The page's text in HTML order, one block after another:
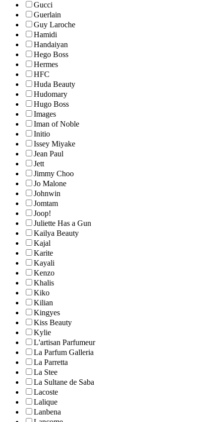
Gucci
Guerlain
Guy Laroche
Hamidi
Handaiyan
Hego Boss
Hermes
HFC
Huda Beauty
Hudomary
Hugo Boss
Images
Iman of Noble
Initio
Issey Miyake
Jean Paul
Jett
Jimmy Choo
Jo Malone
Johnwin
Jomtam
Joop!
Juliette Has a Gun
Kailya Beauty
Kajal
Karite
Kayali
Kenzo
Khalis
Kiko
Kilian
Kingyes
Kiss Beauty
Kylie
L'artisan Parfumeur
La Parfum Galleria
La Parretta
La Stee
La Sultane de Saba
Lacoste
Lalique
Lanbena